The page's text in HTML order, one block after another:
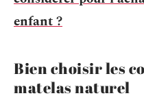
enfant ?
Bien choisir les
matelas naturel